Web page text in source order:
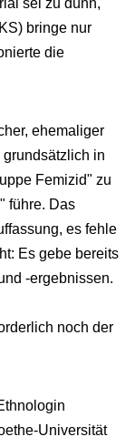
sei zu dünn,
bringe nur
die
ehemaliger
in
Femizid" zu
führe. Das
es fehle
Es gebe bereits
-ergebnissen.
noch der
Universität